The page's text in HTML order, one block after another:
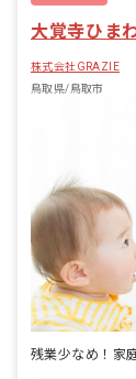
大覚寺ひま
株式会社GRAZIE
鳥取県/鳥取市